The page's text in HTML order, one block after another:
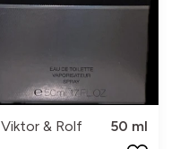
Viktor & Rolf
50 ml